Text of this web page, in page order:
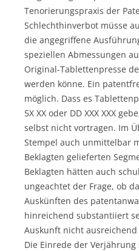
Tenorierungspraxis der
Schlechthinverbot müsse
die angegriffene
speziellen Abmessungen
Original-Tablettenpresse
werden könne. Ein
möglich. Dass es
5X XX oder DD XXX XXX
selbst nicht vortragen. Im
Stempel auch unmittelbar
Beklagten gelieferten
Beklagten hätten auch
ungeachtet der Frage, ob
Auskünften des
hinreichend substantiiert
Auskunft nicht ausreichend
Die Einrede der